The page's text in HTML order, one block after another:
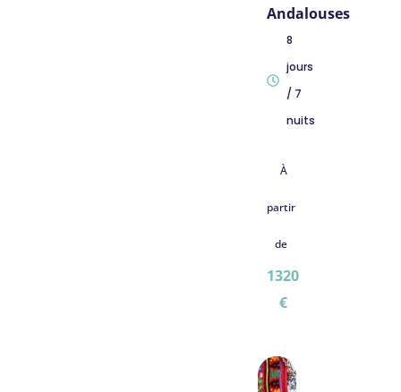
Andalouses
8
jours
/ 7
nuits
À
partir
de
1320
€